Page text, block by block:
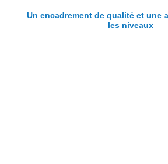
Un encadrement de qualité et une
les niveaux